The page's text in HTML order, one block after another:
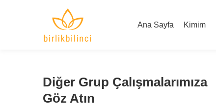
Ana Sayfa Kimim
Diğer Grup Çalışmalarımıza
Göz Atın